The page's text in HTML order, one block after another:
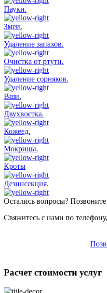
Пауки.
Змеи.
Удаление запахов.
Очистка от ртути.
Удаление сорняков.
Вши.
Двухвостка.
Кожеед.
Мокрицы.
Кроты
Дезинсекция.
Остались вопросы?
Свяжитесь с нами по
Расчет стоимости услуг